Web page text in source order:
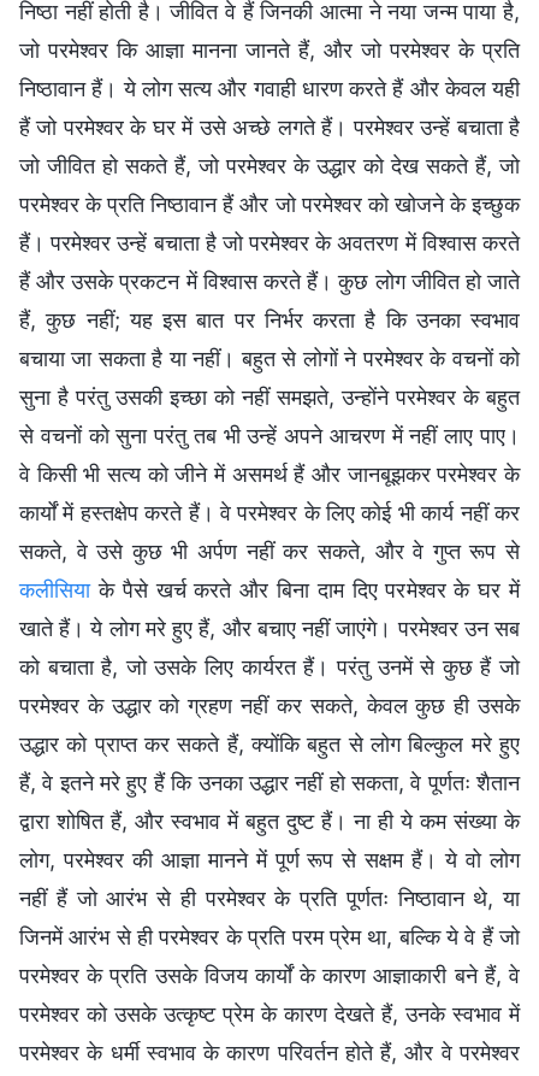
निष्ठा नहीं होती है। जीवित वे हैं जिनकी आत्मा ने नया जन्म पाया है,
जो परमेश्वर कि आज्ञा मानना जानते हैं, और जो परमेश्वर के प्रति
निष्ठावान हैं। ये लोग सत्य और गवाही धारण करते हैं और केवल यही
हैं जो परमेश्वर के घर में उसे अच्छे लगते हैं। परमेश्वर उन्हें बचाता है
जो जीवित हो सकते हैं, जो परमेश्वर के उद्धार को देख सकते हैं, जो
परमेश्वर के प्रति निष्ठावान हैं और जो परमेश्वर को खोजने के इच्छुक
हैं। परमेश्वर उन्हें बचाता है जो परमेश्वर के अवतरण में विश्वास करते
हैं और उसके प्रकटन में विश्वास करते हैं। कुछ लोग जीवित हो जाते
हैं, कुछ नहीं; यह इस बात पर निर्भर करता है कि उनका स्वभाव
बचाया जा सकता है या नहीं। बहुत से लोगों ने परमेश्वर के वचनों को
सुना है परंतु उसकी इच्छा को नहीं समझते, उन्होंने परमेश्वर के बहुत
से वचनों को सुना परंतु तब भी उन्हें अपने आचरण में नहीं लाए पाए।
वे किसी भी सत्य को जीने में असमर्थ हैं और जानबूझकर परमेश्वर के
कार्यों में हस्तक्षेप करते हैं। वे परमेश्वर के लिए कोई भी कार्य नहीं कर
सकते, वे उसे कुछ भी अर्पण नहीं कर सकते, और वे गुप्त रूप से
कलीसियाके पैसे खर्च करते और बिना दाम दिए परमेश्वर के घर में
खाते हैं। ये लोग मरे हुए हैं, और बचाए नहीं जाएंगे। परमेश्वर उन सब
को बचाता है, जो उसके लिए कार्यरत हैं। परंतु उनमें से कुछ हैं जो
परमेश्वर के उद्धार को ग्रहण नहीं कर सकते, केवल कुछ ही उसके
उद्धार को प्राप्त कर सकते हैं, क्योंकि बहुत से लोग बिल्कुल मरे हुए
हैं, वे इतने मरे हुए हैं कि उनका उद्धार नहीं हो सकता, वे पूर्णतः शैतान
द्वारा शोषित हैं, और स्वभाव में बहुत दुष्ट हैं। ना ही ये कम संख्या के
लोग, परमेश्वर की आज्ञा मानने में पूर्ण रूप से सक्षम हैं। ये वो लोग
नहीं हैं जो आरंभ से ही परमेश्वर के प्रति पूर्णतः निष्ठावान थे, या
जिनमें आरंभ से ही परमेश्वर के प्रति परम प्रेम था, बल्कि ये वे हैं जो
परमेश्वर के प्रति उसके विजय कार्यों के कारण आज्ञाकारी बने हैं, वे
परमेश्वर को उसके उत्कृष्ट प्रेम के कारण देखते हैं, उनके स्वभाव में
परमेश्वर के धर्मी स्वभाव के कारण परिवर्तन होते हैं, और वे परमेश्वर